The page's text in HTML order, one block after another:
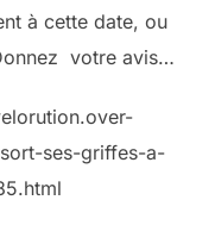
à cette date, ou
votre avis…
ses-griffes-a-